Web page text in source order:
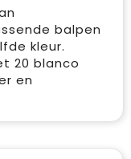
balpen
kleur.
20 blanco
en